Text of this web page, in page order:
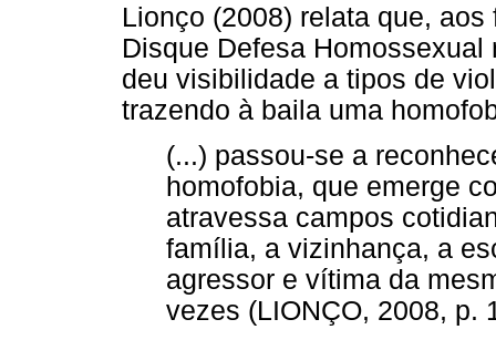
Lionço (2008) relata que,
Disque Defesa
deu visibilidade a tipos de
trazendo à baila uma
(...) passou-se a
homofobia, que emerge
atravessa campos
família, a vizinhança, a
agressor e vítima da
vezes (LIONÇO, 2008, p.